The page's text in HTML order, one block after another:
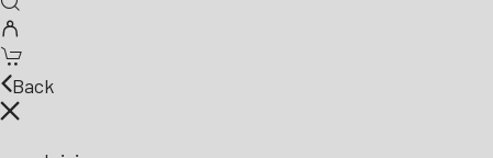
Back